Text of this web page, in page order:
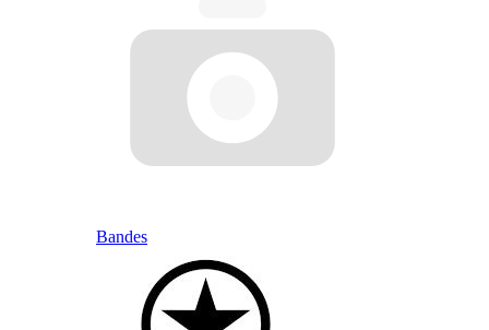
Bandes